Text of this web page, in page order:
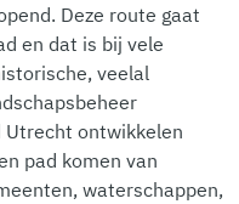
Deze route gaat
en dat is bij vele
veelal
Utrecht ontwikkelen
pad komen van
waterschappen,